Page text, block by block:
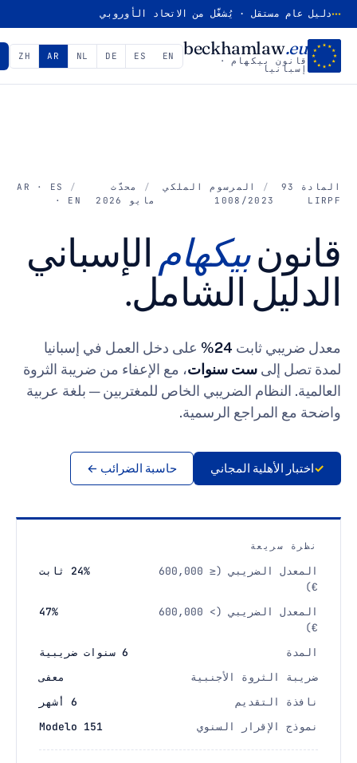
· يُشغَّل من الاتحاد الأوروبي
بيكهام · EN
ES
DE
NL
AR
ZH اختبار الأهلية
المرسوم الملكي
1008/2023
محدَّث
مايو 2026
AR · ES
· EN
بيكهامالإسباني
الشامل.
ثابت 24%
على دخل العمل في إسبانيا
ست سنوات ، مع الإعفاء من ضريبة الثروة
الضريبي الخاص للمغتربين — بلغة عربية
الرسمية.
المجاني حاسبة الضرائب ←
المعدل الضريبي (≤ 600,000 24% ثابت
المعدل الضريبي (> 600,000
الأجنبية
السنوي